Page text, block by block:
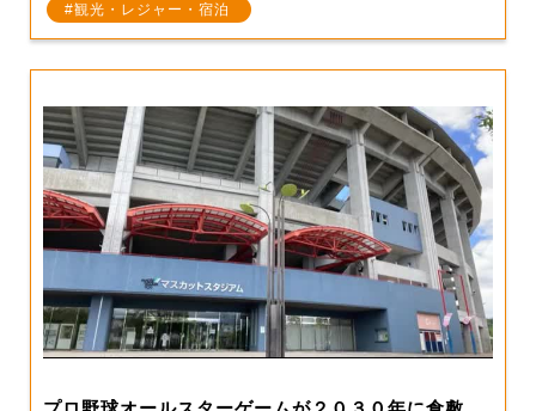
観光・レジャー・宿泊